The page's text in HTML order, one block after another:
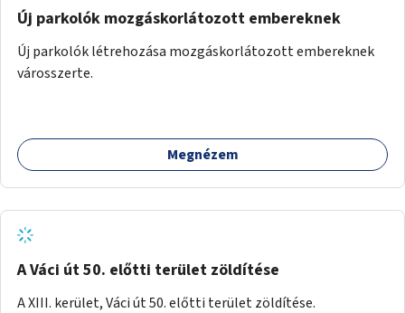
Új parkolók mozgáskorlátozott embereknek
Új parkolók létrehozása mozgáskorlátozott embereknek
városszerte.
Megnézem
A Váci út 50. előtti terület zöldítése
A XIII. kerület, Váci út 50. előtti terület zöldítése.